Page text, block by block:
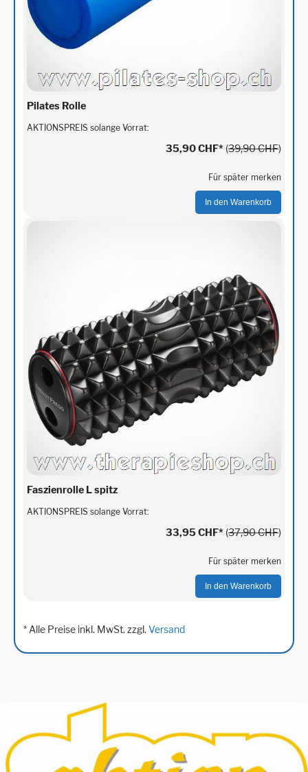
Pilates Rolle
AKTIONSPREIS solange Vorrat:
35,90 CHF* (39,90 CHF)
Für später merken
In den Warenkorb
Faszienrolle L spitz
AKTIONSPREIS solange Vorrat:
33,95 CHF* (37,90 CHF)
Für später merken
In den Warenkorb
* Alle Preise inkl. MwSt. zzgl.Versand